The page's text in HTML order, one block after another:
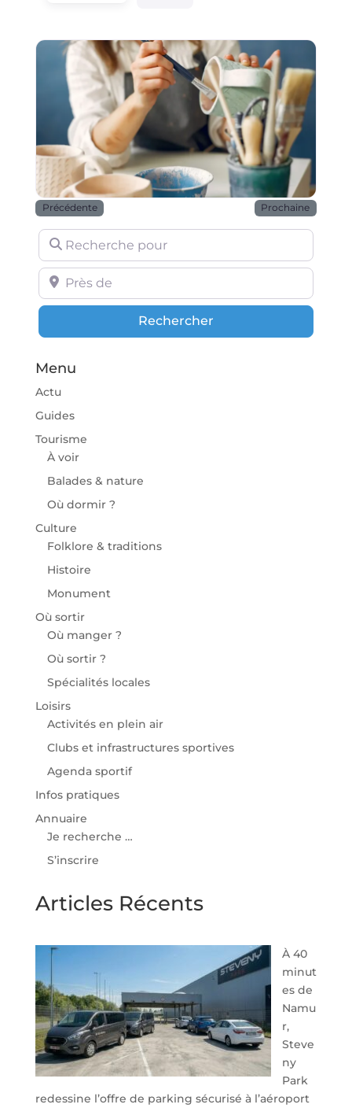
Précédente Prochaine
Recherche pour
Près de
RechercherRechercher
Menu
Actu
Guides
Tourisme
À voir
Balades & nature
Où dormir ?
Culture
Folklore & traditions
Histoire
Monument
Où sortir
Où manger ?
Où sortir ?
Spécialités locales
Loisirs
Activités en plein air
Clubs et infrastructures sportives
Agenda sportif
Infos pratiques
Annuaire
Je recherche …
S’inscrire
Articles Récents
À 40
minut
es de
Namu
r,
Steve
ny
Park
redessine l’offre de parking sécurisé à l’aéroport